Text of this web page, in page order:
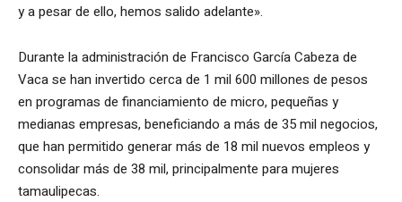
y a pesar de ello, hemos salido adelante».
Durante la administración de Francisco García Cabeza de
Vaca se han invertido cerca de 1 mil 600 millones de pesos
en programas de financiamiento de micro, pequeñas y
medianas empresas, beneficiando a más de 35 mil negocios,
que han permitido generar más de 18 mil nuevos empleos y
consolidar más de 38 mil, principalmente para mujeres
tamaulipecas.